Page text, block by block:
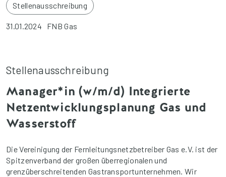
Stellenausschreibung
31.01.2024 FNB Gas
Stellenausschreibung
Manager*in (w/m/d) Integrierte
Netzentwicklungsplanung Gas und
Wasserstoff
Die Vereinigung der Fernleitungsnetzbetreiber Gas e.V. ist der
Spitzenverband der großen überregionalen und
grenzüberschreitenden Gastransportunternehmen. Wir